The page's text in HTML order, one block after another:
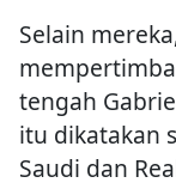
Selain
tengah
itu dikatakan
Saudi dan